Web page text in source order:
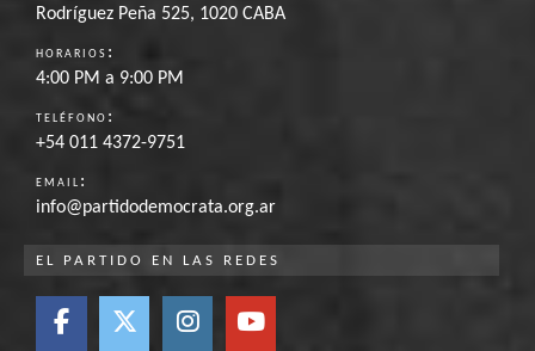
Rodríguez Peña 525, 1020 CABA
HORARIOS :
4:00 PM a 9:00 PM
TELÉFONO :
+54 011 4372-9751
EMAIL :
info@partidodemocrata.org.ar
EL PARTIDO EN LAS REDES